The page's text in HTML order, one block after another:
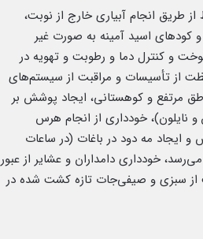
طریق انجام آبیاری خارج از نوبت،
اسید آمینه به صورت غیر
و کنترل دما و رطوبت و تهویه در
از تأسیسات و مراقبت از سیستم‌های
مرتفع و کوهستانی، ایجاد پوشش بر
نایلون)، خودداری از انجام هرس
ایجاد مه دود در باغات (در ساعات
خودداری دامداران و عشایر از عبور
از سبزی و صیفی‌جات تازه کشت شده در